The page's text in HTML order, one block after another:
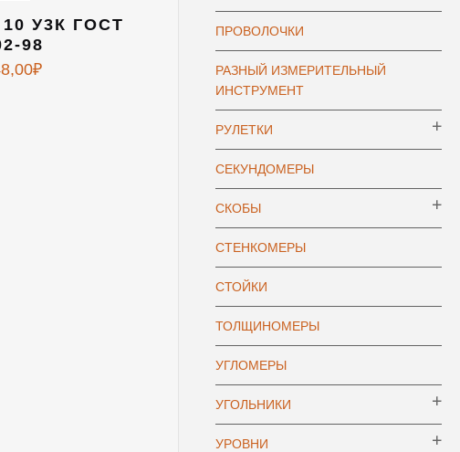
У3К ГОСТ
98
₽
ПРОВОЛОЧКИ
РАЗНЫЙ ИЗМЕРИТЕЛЬНЫЙ
ИНСТРУМЕНТ
РУЛЕТКИ
СЕКУНДОМЕРЫ
СКОБЫ
СТЕНКОМЕРЫ
СТОЙКИ
ТОЛЩИНОМЕРЫ
УГЛОМЕРЫ
УГОЛЬНИКИ
УРОВНИ